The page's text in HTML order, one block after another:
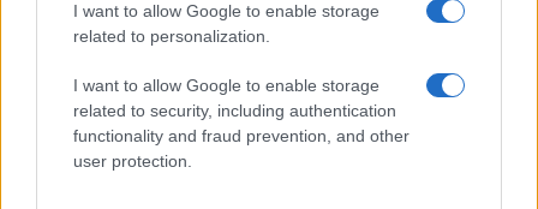
I want to allow Google to enable storage
related to personalization.
I want to allow Google to enable storage
related to security, including authentication
functionality and fraud prevention, and other
user protection.
CHI SIAMO CONTATTI PUBBLICITÀ LAVORA CON NOI
OTTO CHANNEL